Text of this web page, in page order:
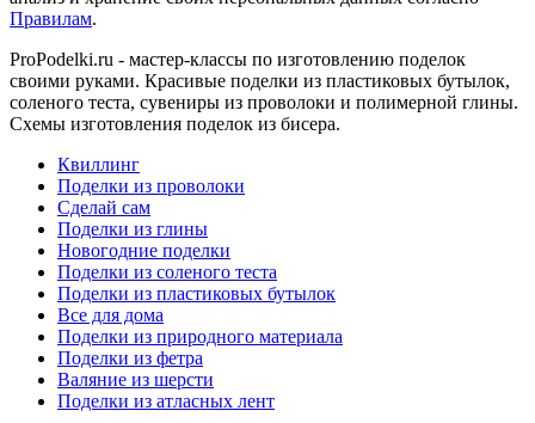
Правилам.
ProPodelki.ru - мастер-классы по изготовлению поделок
своими руками. Красивые поделки из пластиковых бутылок,
соленого теста, сувениры из проволоки и полимерной глины.
Схемы изготовления поделок из бисера.
Квиллинг
Поделки из проволоки
Сделай сам
Поделки из глины
Новогодние поделки
Поделки из соленого теста
Поделки из пластиковых бутылок
Все для дома
Поделки из природного материала
Поделки из фетра
Валяние из шерсти
Поделки из атласных лент